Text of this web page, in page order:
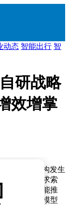
动态 智能出行 智
研战略
效增掌
行业需求结构发生
AI企业深度求索
图在人工智能推
前AI产业从模型